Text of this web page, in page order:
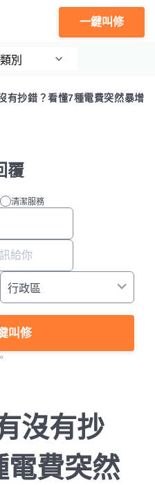
一鍵叫修
別
有抄錯？看懂7種電費突然暴增
覆
清潔服務
叫修
沒有抄
電費突然